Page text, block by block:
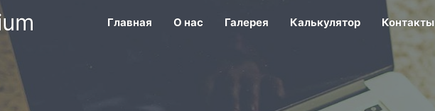
Главная О нас Галерея Калькулятор Контакты